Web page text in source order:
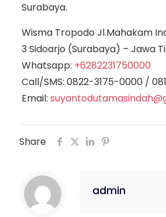
Surabaya.
Wisma Tropodo Jl.Mahakam
3 Sidoarjo (Surabaya) – Jawa
Whatsapp: +6282231750000
Call/SMS: 0822-3175-0000/
Email:
Share
admin